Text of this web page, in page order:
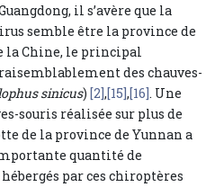
il s’avère que la
semble être la province de
la Chine, le principal
des chauves-
sinicus) [2],[15],[16]. Une
souris réalisée sur plus de
de la province de Yunnan a
quantité de
par ces chiroptères